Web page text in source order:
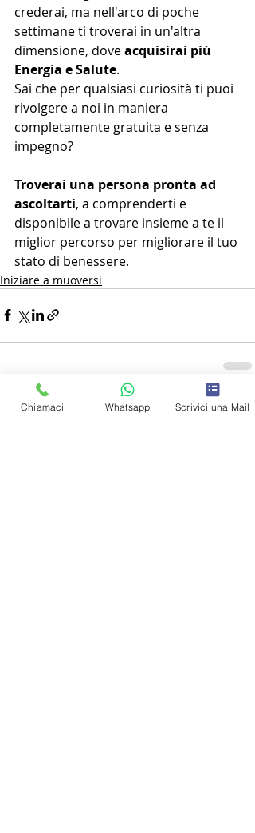
crederai, ma nell'arco di poche
settimane ti troverai in un'altra
dimensione, dove acquisirai più
Energia e Salute.
Sai che per qualsiasi curiosità ti puoi
rivolgere a noi in maniera
completamente gratuita e senza
impegno?
Troverai una persona pronta ad
ascoltarti, a comprenderti e
disponibile a trovare insieme a te il
miglior percorso per migliorare il tuo
stato di benessere.
Iniziare a muoversi
Post recenti Mostra tutti
Chiamaci Whatsapp Scrivici una Mail